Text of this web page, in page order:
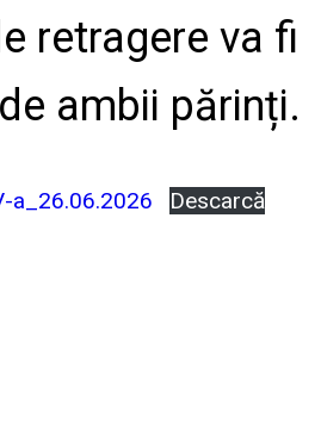
retragere va fi
ambii părinți.
a_26.06.2026 Descarcă